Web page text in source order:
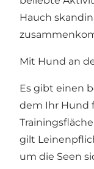
Hauch
Mit Hund an
Es gibt einen
dem Ihr Hund
gilt
um die Seen